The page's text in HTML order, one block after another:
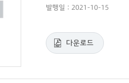
발행일 : 2021-10-15
다운로드